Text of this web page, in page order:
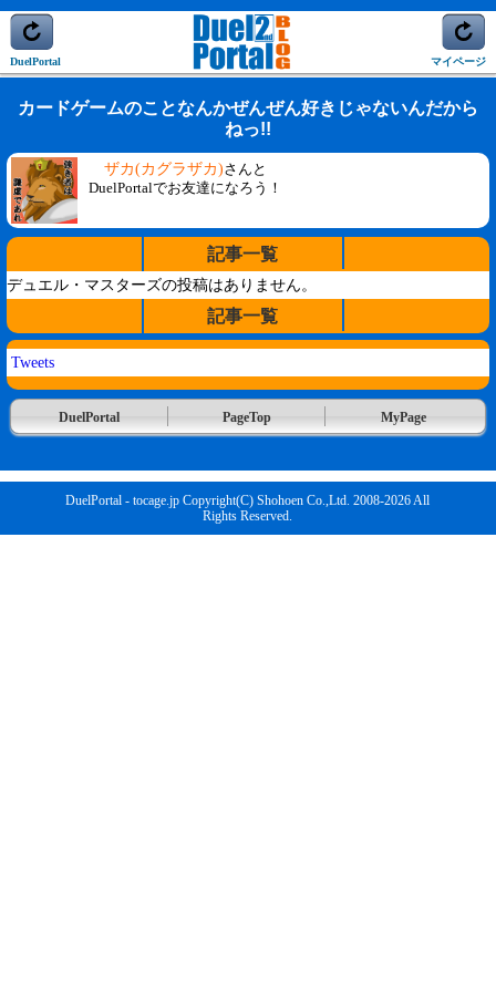
DuelPortal マイページ
カードゲームのことなんかぜんぜん好きじゃないんだから
ねっ!!
ザカ(カグラザカ)さんと
DuelPortalでお友達になろう！
記事一覧
デュエル・マスターズの投稿はありません。
記事一覧
Tweets
DuelPortal PageTop MyPage
DuelPortal - tocage.jp Copyright(C) Shohoen Co.,Ltd. 2008-2026 All
Rights Reserved.